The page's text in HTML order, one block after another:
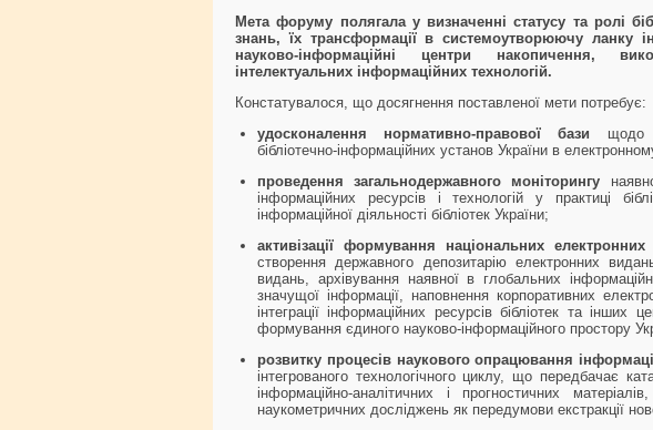
Мета форуму полягала у визначенні статусу та ролі
знань, їх трансформації в системоутворюючу ланку
науково-інформаційні центри накопичення,
інтелектуальних інформаційних технологій.
Констатувалося, що досягнення поставленої мети потребує:
удосконалення нормативно-правової бази щодо
бібліотечно-інформаційних установ України в
проведення загальнодержавного моніторингу
інформаційних ресурсів і технологій у практиці
інформаційної діяльності бібліотек України;
активізації формування національних
створення державного депозитарію електронних
видань, архівування наявної в глобальних
значущої інформації, наповнення корпоративних
інтеграції інформаційних ресурсів бібліотек та інших
формування єдиного науково-інформаційного простору
розвитку процесів наукового опрацювання
інтегрованого технологічного циклу, що передбачає
інформаційно-аналітичних і прогностичних
наукометричних досліджень як передумови екстракції